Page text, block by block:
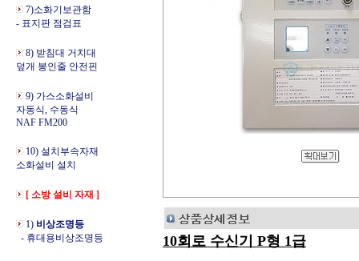
7)소화기보관함
- 표지판 점검표
8) 받침대 거치대
덮개 봉인줄 안전핀
9) 가스소화설비
자동식, 수동식
NAF FM200
10) 설치부속자재
소화설비 설치
[ 소방 설비 자재 ]
1) 비상조명등
- 휴대용비상조명등
10회로 수신기 P형 1급